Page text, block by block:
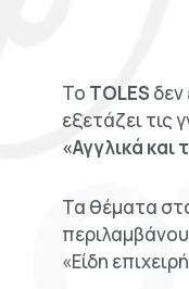
Το TOLES δεν
εξετάζει τις
«Αγγλικά και
Τα θέματα
«Είδη